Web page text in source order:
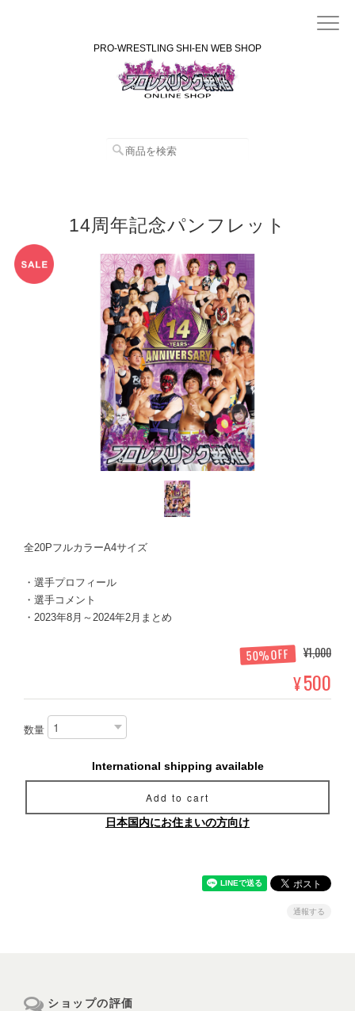
PRO-WRESTLING SHI-EN WEB SHOP
14周年記念パンフレット
全20PフルカラーA4サイズ
・選手プロフィール
・選手コメント
・2023年8月～2024年2月まとめ
50%OFF ¥1,000
¥500
数量
International shipping available
Add to cart
日本国内にお住まいの方向け
通報する
ショップの評価